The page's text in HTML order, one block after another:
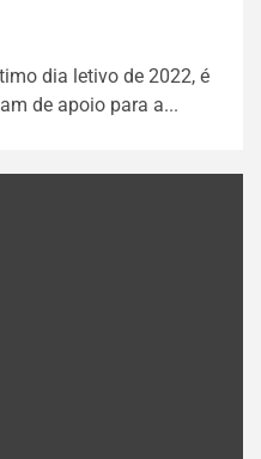
dia letivo de 2022, é
de apoio para a...